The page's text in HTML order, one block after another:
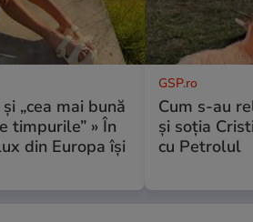
„cea mai bună
timpurile” » În
din Europa își
GSP.ro
Cum s-au
și soția
cu Petrolul